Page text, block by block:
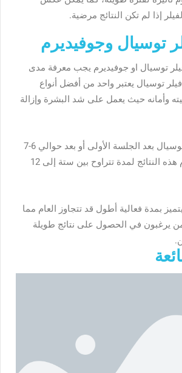
إذا لم تكن النتائج مرضية.
توسيال وجوفيديرم
توسيال او جوفيديرم يجب معرفة مدى
توسيال يعتبر واحد من أفضل أنواع
وأمانه حيث يعمل على شد البشرة وإزالة
يمكن ملاحظة نتائج توسيال بعد الجلسة الأولى أو بعد حوالي 6-7
أيام من الحقن وتدوم هذه النتائج لمدة تتراوح بين ستة إلى 12
بمدة فعالية أطول قد تتجاوز العام مما
يرغبون في الحصول على نتائج طويلة